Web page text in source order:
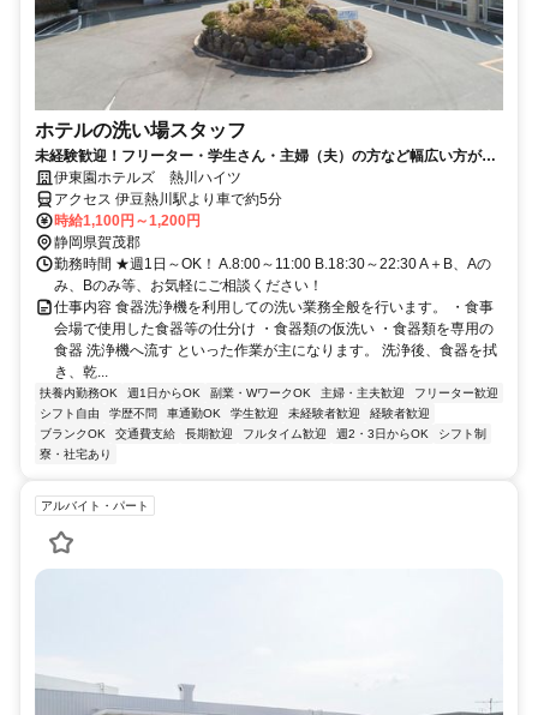
ホテルの洗い場スタッフ
未経験歓迎！フリーター・学生さん・主婦（夫）の方など幅広い方が活
躍中の職場です。
伊東園ホテルズ 熱川ハイツ
アクセス 伊豆熱川駅より車で約5分
時給1,100円～1,200円
静岡県賀茂郡
勤務時間 ★週1日～OK！ A.8:00～11:00 B.18:30～22:30 A＋B、Aの
み、Bのみ等、お気軽にご相談ください！
仕事内容 食器洗浄機を利用しての洗い業務全般を行います。 ・食事
会場で使用した食器等の仕分け ・食器類の仮洗い ・食器類を専用の
食器 洗浄機へ流す といった作業が主になります。 洗浄後、食器を拭
き、乾...
扶養内勤務OK 週1日からOK 副業・WワークOK 主婦・主夫歓迎
フリーター歓迎
シフト自由
学歴不問 車通勤OK 学生歓迎 未経験者歓迎
経験者歓迎
ブランクOK
交通費支給 長期歓迎 フルタイム歓迎 週2・3日からOK
シフト制
寮・社宅あり
アルバイト・パート